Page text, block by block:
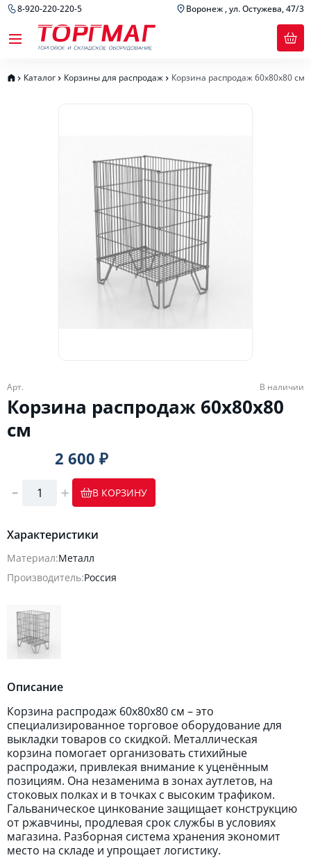
8-920-220-220-5 Воронеж , ул. Остужева, 47/3
Каталог Корзины для распродаж Корзина распродаж 60х80х80 см
Арт. В наличии
Корзина распродаж 60х80х80
см
Характеристики
Материал:Металл
Производитель:Россия
2 600 ₽
В КОРЗИНУ
Описание
Корзина распродаж 60х80х80 см – это
специализированное торговое оборудование для
выкладки товаров со скидкой. Металлическая
корзина помогает организовать стихийные
распродажи, привлекая внимание к уценённым
позициям. Она незаменима в зонах аутлетов, на
стоковых полках и в точках с высоким трафиком.
Гальваническое цинкование защищает конструкцию
от ржавчины, продлевая срок службы в условиях
магазина. Разборная система хранения экономит
место на складе и упрощает логистику.